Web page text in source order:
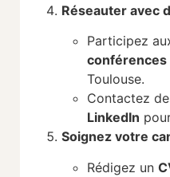
Réseauter avec
Participez
Toulouse.
Contactez
LinkedIn
Soignez votre
Rédigez un